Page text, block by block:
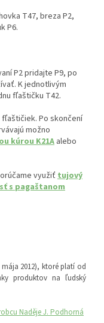
T47, breza P2,
P6.
P2 pridajte P9, po
K jednotlivým
fľaštičku T42.
Po skončení
možno
kúrou K21A alebo
využiť tujový
s pagaštanom
mája 2012), ktoré platí od
produktov na ľudský
Naděje J. Podhorná